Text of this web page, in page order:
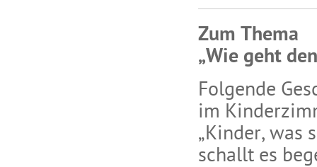
Zum Thema
„Wie geht
Folgende
im
„Kinder, was
schallt es